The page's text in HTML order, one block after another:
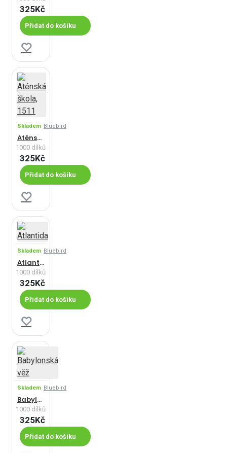
325Kč
Přidat do košíku
Skladem Bluebird
Aténská škola, 1511
1000 dílků
325Kč
Přidat do košíku
Skladem Bluebird
Atlantida
1000 dílků
325Kč
Přidat do košíku
Skladem Bluebird
Babylonská věž
1000 dílků
325Kč
Přidat do košíku